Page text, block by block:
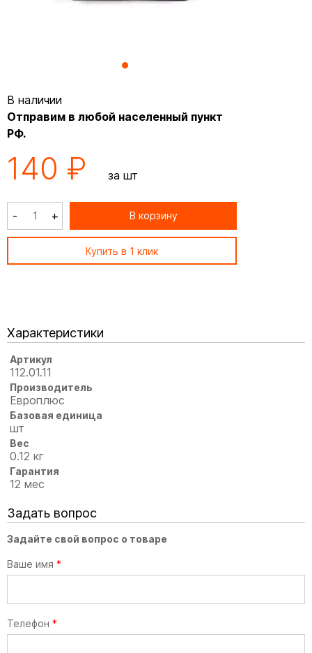
В наличии
Отправим в любой населенный пункт
РФ.
140 ₽ за шт
- + В корзину
Купить в 1 клик
Характеристики
Артикул
112.01.11
Производитель
Европлюс
Базовая единица
шт
Вес
0.12 кг
Гарантия
12 мес
Задать вопрос
Задайте свой вопрос о товаре
Ваше имя *
Телефон *